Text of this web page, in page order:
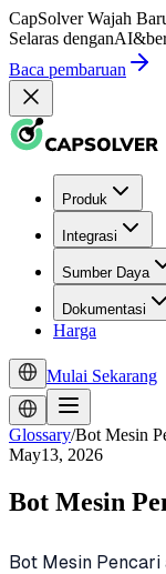
CapSolver Wajah
Selaras denganAI&
Baca pembaruan
Produk
Integrasi
Sumber Daya
Dokumentasi
Harga
Mulai Sekarang
Glossary/Bot Mesin
May13, 2026
Bot Mesin
Bot Mesin